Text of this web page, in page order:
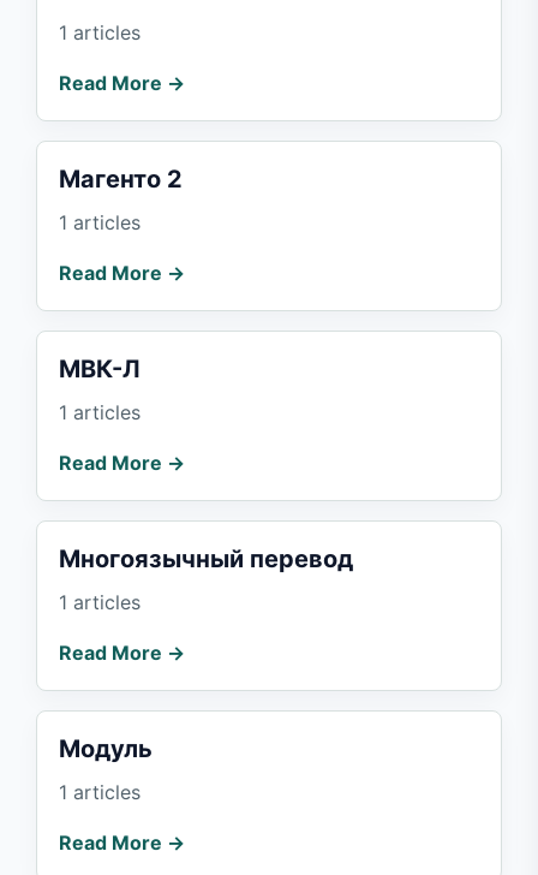
1 articles
Read More →
Магенто 2
1 articles
Read More →
МВК-Л
1 articles
Read More →
Многоязычный перевод
1 articles
Read More →
Модуль
1 articles
Read More →